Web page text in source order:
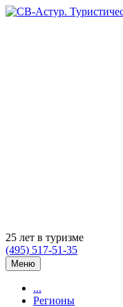
25 лет в туризме
(495) 517-51-35
Меню
...
Регионы